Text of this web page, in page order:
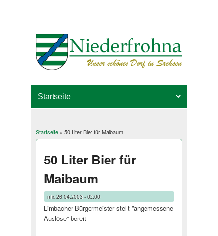
Sie sind hier
Startseite» 50 Liter Bier für Maibaum
50 Liter Bier für
Maibaum
nfix26.04.2003 - 02:00
Limbacher Bürgermeister stellt ”angemessene
Auslöse” bereit